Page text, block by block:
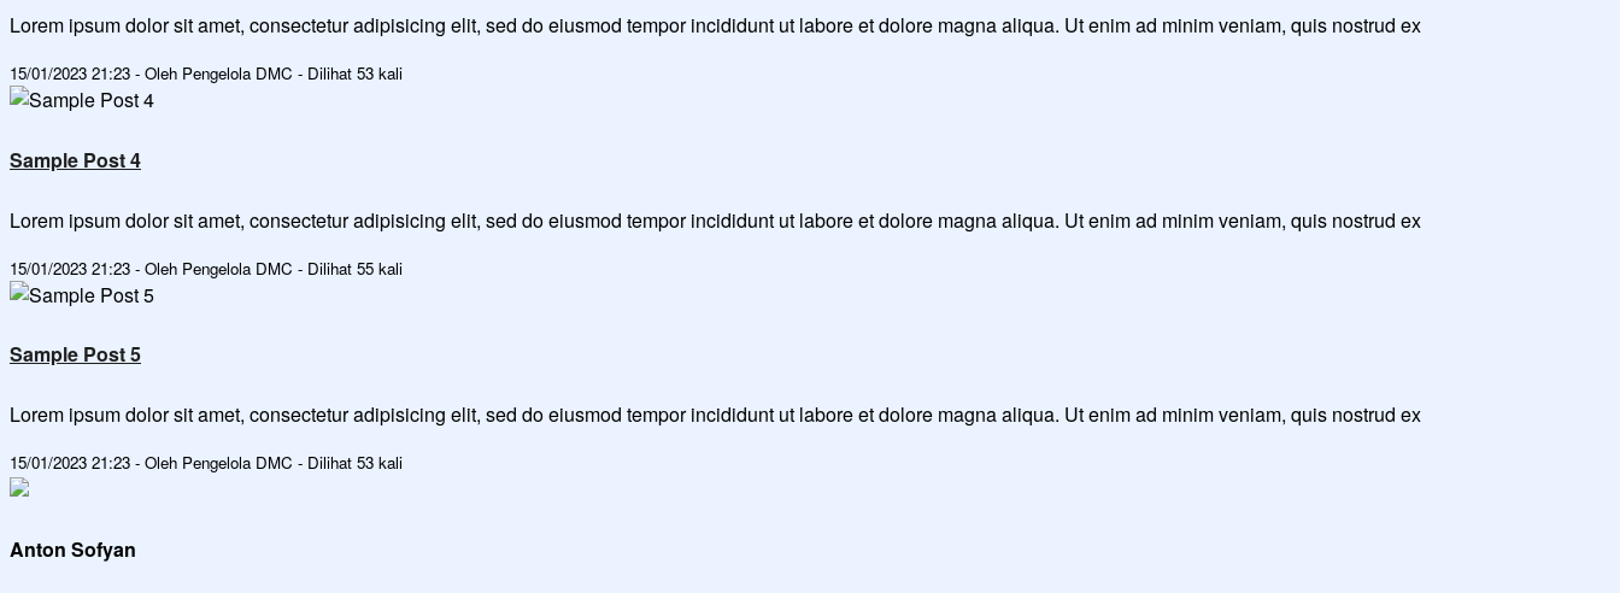
Lorem ipsum dolor sit amet, consectetur adipisicing elit, sed do eiusmod tempor incididunt ut labore et dolore magna aliqua. Ut enim ad minim veniam, quis nostrud ex
15/01/2023 21:23 - Oleh Pengelola DMC - Dilihat 53 kali
Sample Post 4
Lorem ipsum dolor sit amet, consectetur adipisicing elit, sed do eiusmod tempor incididunt ut labore et dolore magna aliqua. Ut enim ad minim veniam, quis nostrud ex
15/01/2023 21:23 - Oleh Pengelola DMC - Dilihat 55 kali
Sample Post 5
Lorem ipsum dolor sit amet, consectetur adipisicing elit, sed do eiusmod tempor incididunt ut labore et dolore magna aliqua. Ut enim ad minim veniam, quis nostrud ex
15/01/2023 21:23 - Oleh Pengelola DMC - Dilihat 53 kali
Anton Sofyan